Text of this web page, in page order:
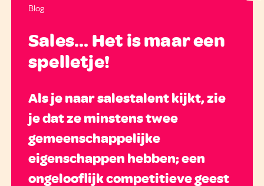
Blog
Sales... Het is maar een
spelletje!
Als je naar salestalent kijkt, zie
je dat ze minstens twee
gemeenschappelijke
eigenschappen hebben; een
ongelooflijk competitieve geest